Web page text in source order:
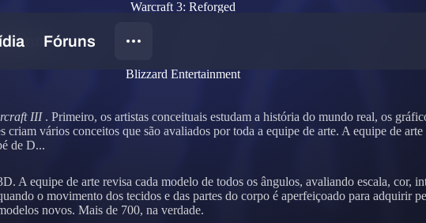
Warcraft 3: Reforged
Blizzard Entertainment
III. Primeiro, os artistas conceituais estudam a história do mundo real, os
vários conceitos que são avaliados por toda a equipe de arte. A equipe de
de D...
A equipe de arte revisa cada modelo de todos os ângulos, avaliando escala, cor,
o movimento dos tecidos e das partes do corpo é aperfeiçoado para adquirir
novos. Mais de 700, na verdade.